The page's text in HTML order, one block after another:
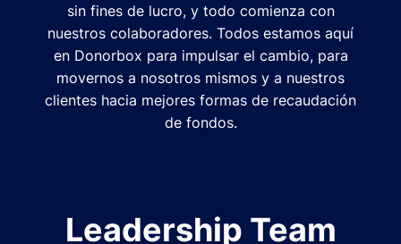
sin fines de lucro, y todo comienza con
nuestros colaboradores. Todos estamos aquí
en Donorbox para impulsar el cambio, para
movernos a nosotros mismos y a nuestros
clientes hacia mejores formas de recaudación
de fondos.
Leadership Team